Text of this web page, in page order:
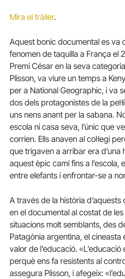
Mira el tràiler.
Aquest bonic documental es va
fenomen de taquilla a França el
Premi César en la seva
Plisson, va viure un temps a
per a National Geographic, i va
dos dels protagonistes de la
uns nens anant per la sabana.
escola ni casa seva, l’únic que
corrien. Ells anaven al col·legi
que trigaven a arribar era d’una
aquest èpic camí fins a l’escola,
entre elefants i enfrontar-se a
A través de la història
en el documental al costat de
situacions molt semblants, des
Patagònia argentina, el cineasta
valor de l’educació.
perquè ens fa resistents al
assegura Plisson, i afegeix: